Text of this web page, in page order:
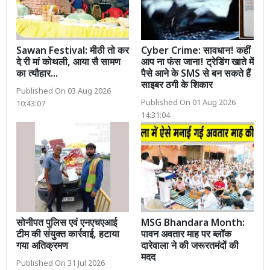
Sawan Festival: मीठी तो कर
दे री मां कोथली, आया सै सामण
का त्यौहार...
Published On 03 Aug 2026
10:43:07
Cyber Crime: सावधान! कहीं
आप ना फंस जाना! ट्रेडिंग खाते में
पैसे आने के SMS से बन सकते हैं
साइबर ठगी के शिकार
Published On 01 Aug 2026
14:31:04
सोनीपत पुलिस एवं एनएचएआई
टीम की संयुक्त कार्रवाई, हटाया
गया अतिक्रमण
Published On 31 Jul 2026
MSG Bhandara Month:
पावन अवतार माह पर ब्लॉक
दारेवाला ने की जरूरतमंदों की
मदद